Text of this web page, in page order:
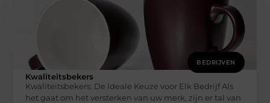
BEDRIJVEN
Kwaliteitsbekers
Kwaliteitsbekers: De Ideale Keuze voor Elk Bedrijf Als
het gaat om het versterken van uw merk, zijn er tal van